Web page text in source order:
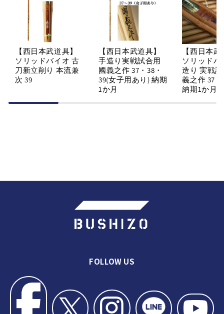
【西日本武道具】
ソリッドバイオ 古
刀新立削り 本流兼
次 39
【西日本武道具】
手造り実戦試合用
國義之作 37・38・
39(女子用あり) 納期
1か月
【西日本
ソリッドバ
造り 実戦
義之作 37・
納期1か月
FOLLOW US